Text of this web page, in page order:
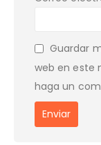
Guardar
web en este
haga un